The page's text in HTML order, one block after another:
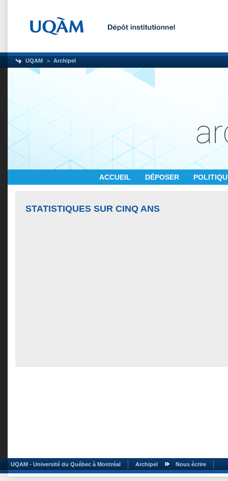
UQAM Archipel
ACCUEIL DÉPOSER
STATISTIQUES SUR CINQ ANS
UQAM - Université du Québec à Montréal Archipel Nous écrire